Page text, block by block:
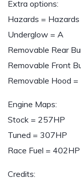
Extra options:
Hazards = Hazards
Underglow = A
Removable Rear
Removable Front
Removable Hood =
Engine Maps:
Stock = 257HP
Tuned = 307HP
Race Fuel = 402HP
Credits: